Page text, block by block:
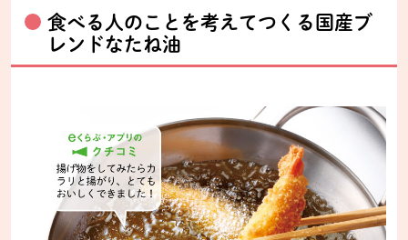
食べる人のことを考えてつくる国産ブ
レンドなたね油